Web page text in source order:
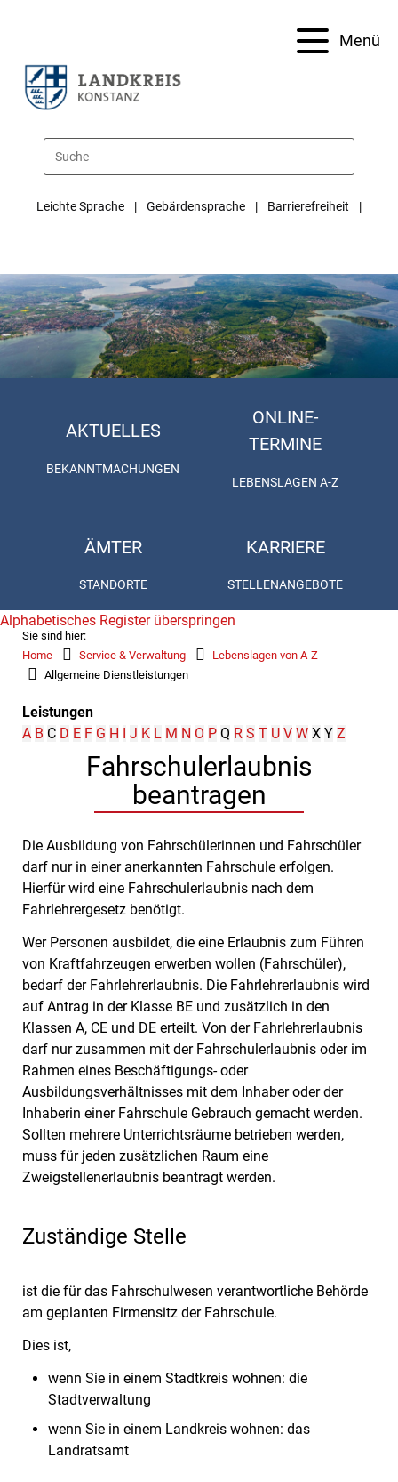
Menü
Leichte Sprache Gebärdensprache Barrierefreiheit
AKTUELLES
BEKANNTMACHUNGEN
ONLINE-
TERMINE
LEBENSLAGEN A-Z
ÄMTER
STANDORTE
KARRIERE
STELLENANGEBOTE
Sie sind hier:
Home
Service & Verwaltung
Lebenslagen von A-Z
Allgemeine Dienstleistungen
Leistungen
Alphabetisches Register überspringen
A B C D E F G H I J K L M N O P Q R S T U V W X Y Z
Fahrschulerlaubnis
beantragen
Die Ausbildung von Fahrschülerinnen und Fahrschüler
darf nur in einer anerkannten Fahrschule erfolgen.
Hierfür wird eine Fahrschulerlaubnis nach dem
Fahrlehrergesetz benötigt.
Wer Personen ausbildet, die eine Erlaubnis zum Führen
von Kraftfahrzeugen erwerben wollen (Fahrschüler),
bedarf der Fahrlehrerlaubnis. Die Fahrlehrerlaubnis wird
auf Antrag in der Klasse BE und zusätzlich in den
Klassen A, CE und DE erteilt. Von der Fahrlehrerlaubnis
darf nur zusammen mit der Fahrschulerlaubnis oder im
Rahmen eines Beschäftigungs- oder
Ausbildungsverhältnisses mit dem Inhaber oder der
Inhaberin einer Fahrschule Gebrauch gemacht werden.
Sollten mehrere Unterrichtsräume betrieben werden,
muss für jeden zusätzlichen Raum eine
Zweigstellenerlaubnis beantragt werden.
Zuständige Stelle
ist die für das Fahrschulwesen verantwortliche Behörde
am geplanten Firmensitz der Fahrschule.
Dies ist,
wenn Sie in einem Stadtkreis wohnen: die
Stadtverwaltung
wenn Sie in einem Landkreis wohnen: das
Landratsamt